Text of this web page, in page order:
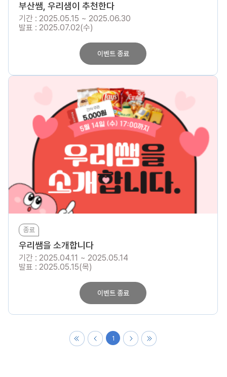
부산쌤, 우리샘이 추천한다
기간 : 2025.05.15 ~ 2025.06.30
발표 : 2025.07.02(수)
이벤트 종료
종료
우리쌤을 소개합니다
기간 : 2025.04.11 ~ 2025.05.14
발표 : 2025.05.15(목)
이벤트 종료
1